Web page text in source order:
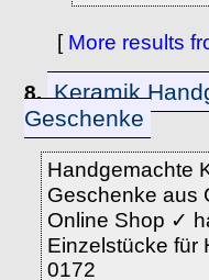
[ More results
8. Keramik
Geschenke
Handgemachte
Geschenke aus
Online Shop ✓
Einzelstücke
0172